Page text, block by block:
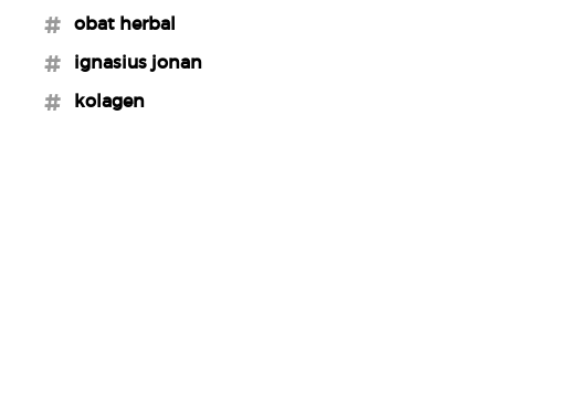
#obat herbal
#ignasius jonan
#kolagen